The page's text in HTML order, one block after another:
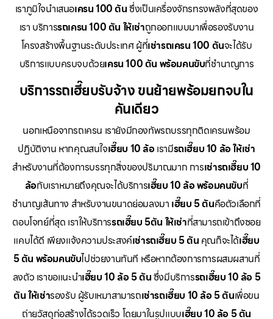
เราภูมิใจนำเสนอเครน 100 ตันซึ่งเป็นเครื่องจักรทรงพลังที่สุดของ
เรา บริการรถเครน 100 ตัน ให้เช่าถูกออกแบบมาเพื่อรองรับงาน
โครงสร้างพื้นฐานระดับประเทศ ผู้ที่เช่ารถเครน 100 ตันจะได้รับ
บริการแบบครบจบด้วยเครน 100 ตัน พร้อมคนขับที่ชำนาญการ
บริการรถเฮี๊ยบรับจ้าง ขนย้ายพร้อมยกจบใน
คันเดียว
นอกเหนือจากรถเครน เรายังมีกองทัพรถบรรทุกติดเครนพร้อม
ปฏิบัติงาน หากคุณสนใจเฮี๊ยบ 10 ล้อเรามีรถเฮี๊ยบ 10 ล้อ ให้เช่า
สำหรับงานที่ต้องการบรรทุกสิ่งของปริมาณมาก การเช่ารถเฮี๊ยบ 10
ล้อกับเราหมายถึงคุณจะได้บริการเฮี๊ยบ 10 ล้อ พร้อมคนขับที่
ชำนาญเส้นทาง สำหรับงานขนาดย่อมลงมา เฮี๊ยบ 5 ตันคือตัวเลือกที่
ตอบโจทย์ที่สุด เราให้บริการรถเฮี๊ยบ 5ตัน ให้เช่าที่สามารถเข้าถึงซอย
แคบได้ดี เพียงแจ้งความประสงค์เช่ารถเฮี๊ยบ 5 ตัน คุณก็จะได้เฮี๊ยบ
5 ตัน พร้อมคนขับไปช่วยงานทันที หรือหากต้องการการผสมผสานที่
ลงตัว เราขอแนะนำเฮี๊ยบ 10 ล้อ 5 ตันซึ่งมีบริการรถเฮี๊ยบ 10 ล้อ 5
ตัน ให้เช่ารองรับ ผู้รับเหมาสามารถเช่ารถเฮี๊ยบ 10 ล้อ 5 ตันเพื่อขน
ถ่ายวัสดุก่อสร้างได้รวดเร็ว โดยมาในรูปแบบเฮี๊ยบ 10 ล้อ 5 ตัน